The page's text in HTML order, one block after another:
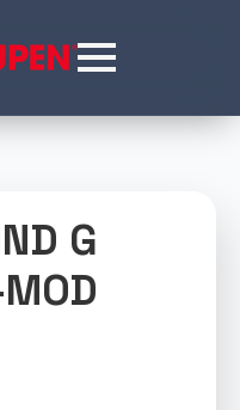
G